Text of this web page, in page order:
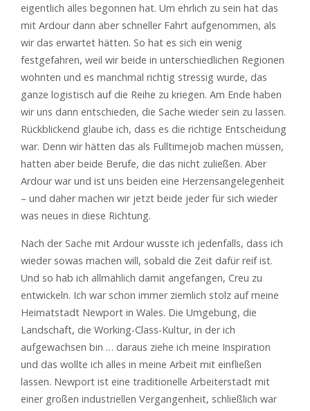
eigentlich alles begonnen hat. Um ehrlich zu sein hat das
mit Ardour dann aber schneller Fahrt aufgenommen, als
wir das erwartet hätten. So hat es sich ein wenig
festgefahren, weil wir beide in unterschiedlichen Regionen
wohnten und es manchmal richtig stressig wurde, das
ganze logistisch auf die Reihe zu kriegen. Am Ende haben
wir uns dann entschieden, die Sache wieder sein zu lassen.
Rückblickend glaube ich, dass es die richtige Entscheidung
war. Denn wir hätten das als Fulltimejob machen müssen,
hatten aber beide Berufe, die das nicht zuließen. Aber
Ardour war und ist uns beiden eine Herzensangelegenheit
– und daher machen wir jetzt beide jeder für sich wieder
was neues in diese Richtung.
Nach der Sache mit Ardour wusste ich jedenfalls, dass ich
wieder sowas machen will, sobald die Zeit dafür reif ist.
Und so hab ich allmählich damit angefangen, Creu zu
entwickeln. Ich war schon immer ziemlich stolz auf meine
Heimatstadt Newport in Wales. Die Umgebung, die
Landschaft, die Working-Class-Kultur, in der ich
aufgewachsen bin … daraus ziehe ich meine Inspiration
und das wollte ich alles in meine Arbeit mit einfließen
lassen. Newport ist eine traditionelle Arbeiterstadt mit
einer großen industriellen Vergangenheit, schließlich war